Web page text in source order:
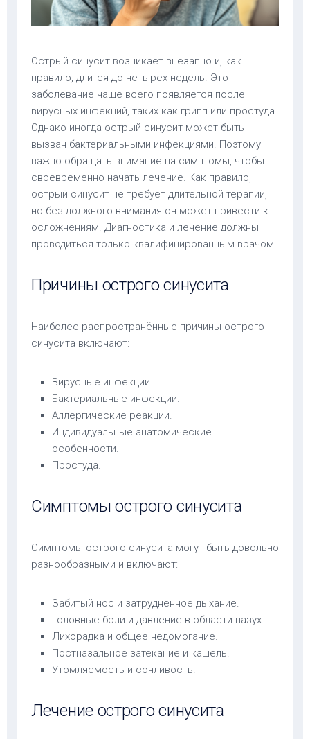
Острый синусит возникает внезапно и, как
правило, длится до четырех недель. Это
заболевание чаще всего появляется после
вирусных инфекций, таких как грипп или простуда.
Однако иногда острый синусит может быть
вызван бактериальными инфекциями. Поэтому
важно обращать внимание на симптомы, чтобы
своевременно начать лечение. Как правило,
острый синусит не требует длительной терапии,
но без должного внимания он может привести к
осложнениям. Диагностика и лечение должны
проводиться только квалифицированным врачом.
Причины острого синусита
Наиболее распространённые причины острого
синусита включают:
Вирусные инфекции.
Бактериальные инфекции.
Аллергические реакции.
Индивидуальные анатомические
особенности.
Простуда.
Симптомы острого синусита
Симптомы острого синусита могут быть довольно
разнообразными и включают:
Забитый нос и затрудненное дыхание.
Головные боли и давление в области пазух.
Лихорадка и общее недомогание.
Постназальное затекание и кашель.
Утомляемость и сонливость.
Лечение острого синусита